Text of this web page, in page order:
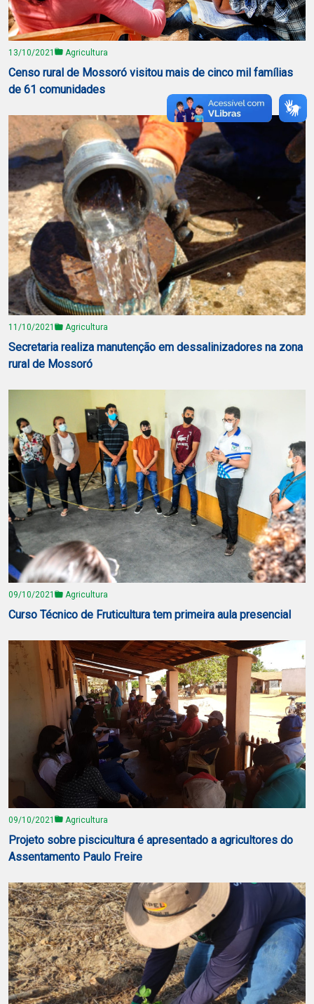
13/10/2021 Agricultura
Censo rural de Mossoró visitou mais de cinco mil famílias
de 61 comunidades
11/10/2021 Agricultura
Secretaria realiza manutenção em dessalinizadores na zona
rural de Mossoró
09/10/2021 Agricultura
Curso Técnico de Fruticultura tem primeira aula presencial
09/10/2021 Agricultura
Projeto sobre piscicultura é apresentado a agricultores do
Assentamento Paulo Freire